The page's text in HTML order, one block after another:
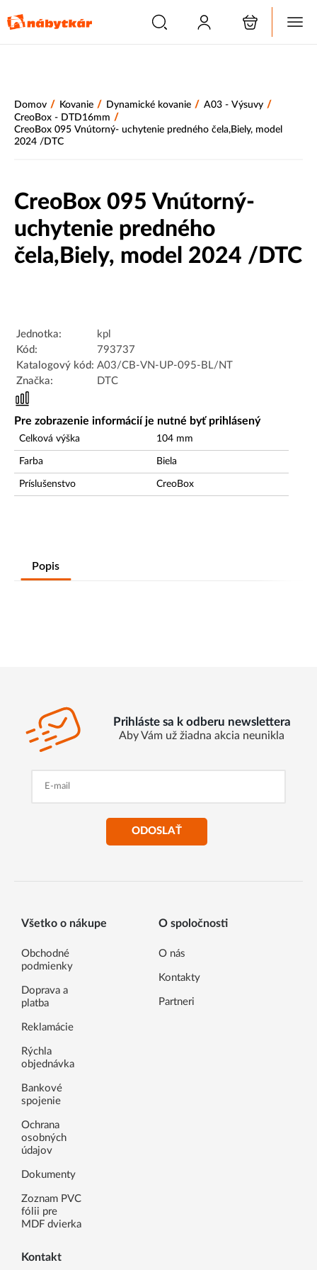
Domov / Kovanie / Dynamické kovanie / A03 - Výsuvy /
CreoBox - DTD16mm /
CreoBox 095 Vnútorný- uchytenie predného čela,Biely, model
2024 /DTC
CreoBox 095 Vnútorný-
uchytenie predného
čela,Biely, model 2024 /DTC
Jednotka:
kpl
Kód:
793737
Katalogový kód: A03/CB-VN-UP-095-BL/NT
Značka:
DTC
Pre zobrazenie informácií je nutné byť prihlásený
Celková výška 104 mm
Farba Biela
Príslušenstvo CreoBox
Popis
Prihláste sa k odberu newslettera
Aby Vám už žiadna akcia neunikla
ODOSLAŤ
Všetko o nákupe
Obchodné
podmienky
Doprava a
platba
Reklamácie
Rýchla
objednávka
Bankové
spojenie
Ochrana
osobných
údajov
Dokumenty
Zoznam PVC
fólii pre
MDF dvierka
O spoločnosti
O nás
Kontakty
Partneri
Kontakt